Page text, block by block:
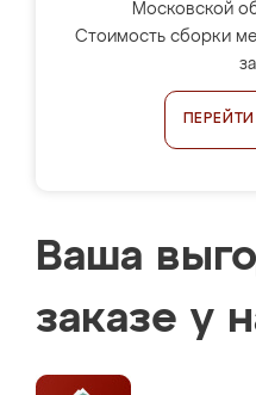
Московской
Стоимость сборки
Ваша
заказе у